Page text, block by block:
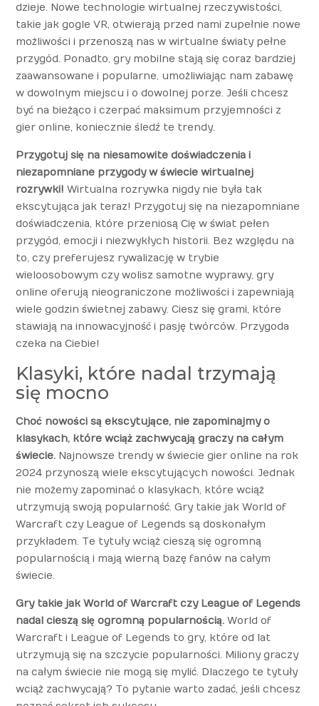
dzieje. Nowe technologie wirtualnej rzeczywistości,
takie jak gogle VR, otwierają przed nami zupełnie nowe
możliwości i przenoszą nas w wirtualne światy pełne
przygód. Ponadto, gry mobilne stają się coraz bardziej
zaawansowane i popularne, umożliwiając nam zabawę
w dowolnym miejscu i o dowolnej porze. Jeśli chcesz
być na bieżąco i czerpać maksimum przyjemności z
gier online, koniecznie śledź te trendy.
Przygotuj się na niesamowite doświadczenia i
niezapomniane przygody w świecie wirtualnej
rozrywki! Wirtualna rozrywka nigdy nie była tak
ekscytująca jak teraz! Przygotuj się na niezapomniane
doświadczenia, które przeniosą Cię w świat pełen
przygód, emocji i niezwykłych historii. Bez względu na
to, czy preferujesz rywalizację w trybie
wieloosobowym czy wolisz samotne wyprawy, gry
online oferują nieograniczone możliwości i zapewniają
wiele godzin świetnej zabawy. Ciesz się grami, które
stawiają na innowacyjność i pasję twórców. Przygoda
czeka na Ciebie!
Klasyki, które nadal trzymają
się mocno
Choć nowości są ekscytujące, nie zapominajmy o
klasykach, które wciąż zachwycają graczy na całym
świecie. Najnowsze trendy w świecie gier online na rok
2024 przynoszą wiele ekscytujących nowości. Jednak
nie możemy zapominać o klasykach, które wciąż
utrzymują swoją popularność. Gry takie jak World of
Warcraft czy League of Legends są doskonałym
przykładem. Te tytuły wciąż cieszą się ogromną
popularnością i mają wierną bazę fanów na całym
świecie.
Gry takie jak World of Warcraft czy League of Legends
nadal cieszą się ogromną popularnością. World of
Warcraft i League of Legends to gry, które od lat
utrzymują się na szczycie popularności. Miliony graczy
na całym świecie nie mogą się mylić. Dlaczego te tytuły
wciąż zachwycają? To pytanie warto zadać, jeśli chcesz